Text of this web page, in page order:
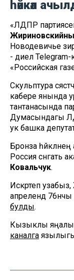
һәйкәл
«ЛДПР
Жириновскийның
Новодевичье
- диелә Telegram-
«Российская
Скульптура
кабере янында
тантанасында
Думасындагы
ук башка
Бронза
Россия сәнгать
Ковальчук.
Искәртеп
апрелендә
булды.
Кызыклы
каналга